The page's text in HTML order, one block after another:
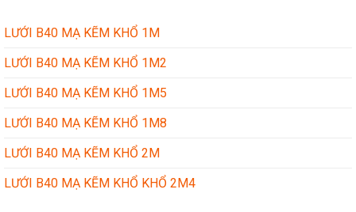
LƯỚI B40 MẠ KẼM KHỔ 1M
LƯỚI B40 MẠ KẼM KHỔ 1M2
LƯỚI B40 MẠ KẼM KHỔ 1M5
LƯỚI B40 MẠ KẼM KHỔ 1M8
LƯỚI B40 MẠ KẼM KHỔ 2M
LƯỚI B40 MẠ KẼM KHỔ KHỔ 2M4